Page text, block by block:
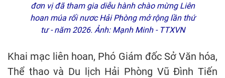
đơn vị đã tham gia diễu hành chào mừng Liên
hoan múa rối nươc Hải Phòng mở rộng lần thứ
tư - năm 2026. Ảnh: Mạnh Minh - TTXVN
Khai mạc liên hoan, Phó Giám đốc Sở Văn hóa,
Thể thao và Du lịch Hải Phòng Vũ Đình Tiến